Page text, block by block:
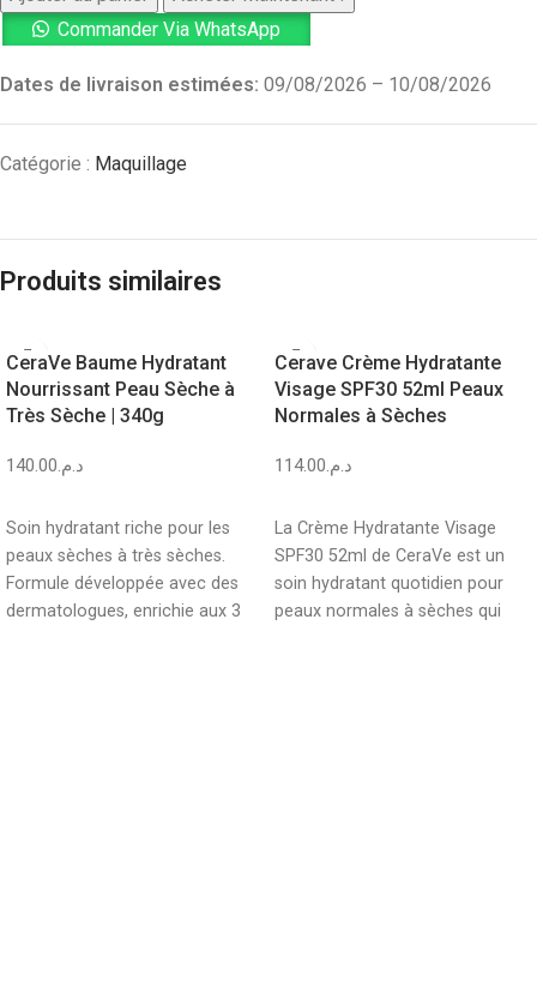
Commander Via WhatsApp
Dates de livraison estimées: 09/08/2026 – 10/08/2026
Catégorie : Maquillage
Produits similaires
CeraVe Baume Hydratant
Nourrissant Peau Sèche à
Très Sèche | 340g
د.م. 140.00
Soin hydratant riche pour les
peaux sèches à très sèches.
Formule développée avec des
dermatologues, enrichie aux 3
Cerave Crème Hydratante
Visage SPF30 52ml Peaux
Normales à Sèches
د.م. 114.00
La Crème Hydratante Visage
SPF30 52ml de CeraVe est un
soin hydratant quotidien pour
peaux normales à sèches qui